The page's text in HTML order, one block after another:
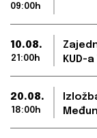
09:00h
10.08.
21:00h
KUD-
20.08.
18:00h